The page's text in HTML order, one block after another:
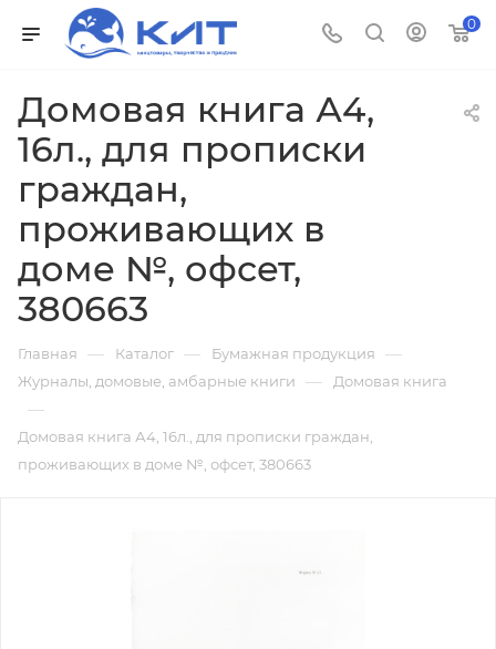
0
Домовая книга А4,
16л., для прописки
граждан,
проживающих в
доме №, офсет,
380663
Главная — Каталог — Бумажная продукция —
Журналы, домовые, амбарные книги — Домовая книга
—
Домовая книга А4, 16л., для прописки граждан,
проживающих в доме №, офсет, 380663